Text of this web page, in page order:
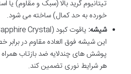
تیتانیوم گرید بالا (سبک و مقاوم)
خورده به حد کمال) ساخته می شود.
شیشه:
این شیشه فوق العاده مقاوم در
پوشش های چندلایه ضد بازتاب
هر شرایط نوری تضمین کند.